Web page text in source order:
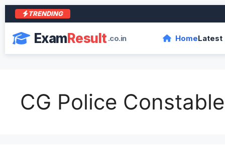
TRENDING
ExamResult.co.in HomeLatest
CG Police